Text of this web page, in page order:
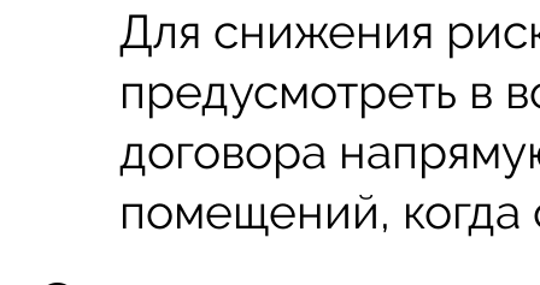
Для снижения
предусмотреть в
договора
помещений,